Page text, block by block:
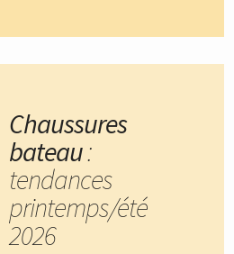
Chaussures
bateau:
tendances
printemps/été
2026